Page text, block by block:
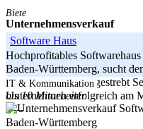
Biete
Unternehmensverkauf
Software Haus
Hochprofitables
Baden-Württemberg, sucht
Komplettverkauf angestrebt
Unternehmen erfolgreich am
-----
Baden-Württemberg
IT & Kommunikation
bis 10 Mitarbeiter